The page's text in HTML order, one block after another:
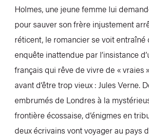
Holmes, une jeune femme lui
pour sauver son frère injustement
réticent, le romancier se voit entraîné
enquête inattendue par l’insistance
français qui rêve de vivre de « vraies
avant d’être trop vieux : Jules Verne.
embrumés de Londres à la
frontière écossaise, d’énigmes en
deux écrivains vont voyager au pays